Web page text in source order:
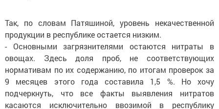
Так, по словам Патяшиной, уровень некачественной
продукции в республике остается низким.
- Основными загрязнителями остаются нитраты в
овощах. Здесь доля проб, не соответствующих
нормативам по их содержанию, по итогам проверок за
9 месяцев этого года составила 1,5 %. Но хочу
подчеркнуть, что все факты выявления нитратов
касаются исключительно ввозимой в республику